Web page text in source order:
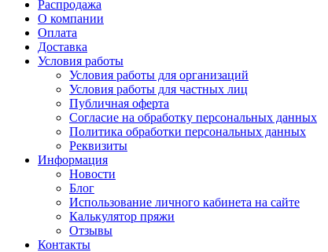
Распродажа
О компании
Оплата
Доставка
Условия работы
Условия работы для организаций
Условия работы для частных лиц
Публичная оферта
Согласие на обработку персональных данных
Политика обработки персональных данных
Реквизиты
Информация
Новости
Блог
Использование личного кабинета на сайте
Калькулятор пряжи
Отзывы
Контакты